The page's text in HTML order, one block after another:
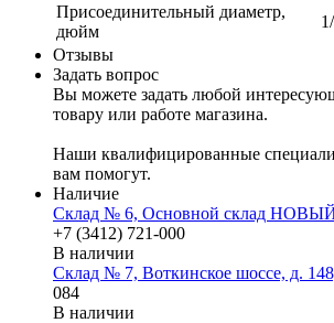
Присоединительный диаметр,
дюйм
Отзывы
Задать вопрос
Вы можете задать любой
товару или работе магазина.
Наши квалифицированные
вам помогут.
Наличие
Склад № 6, Основной склад
+7 (3412) 721-000
В наличии
Склад № 7, Воткинское шоссе, д.
084
В наличии